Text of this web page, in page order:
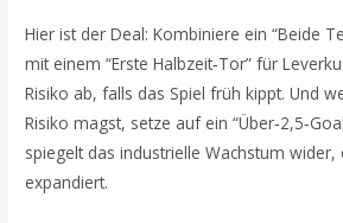
Hier ist der Deal: Kombiniere ein “Beide
mit einem “Erste Halbzeit‑Tor” für
Risiko ab, falls das Spiel früh kippt. Und
Risiko magst, setze auf ein
spiegelt das industrielle Wachstum
expandiert.